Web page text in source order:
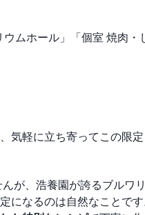
ムホール」「個室 焼肉・
気軽に立ち寄ってこの限
が、浩養園が誇るブルワ
になるのは自然なことです